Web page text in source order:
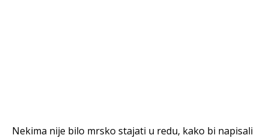
Nekima nije bilo mrsko stajati u redu, kako bi napisali